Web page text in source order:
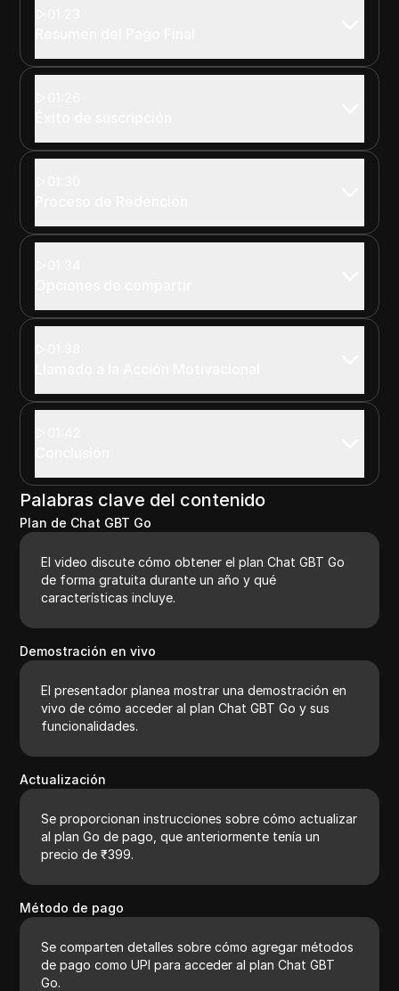
Palabras clave del contenido
Plan de Chat GBT Go
El video discute cómo obtener el plan Chat GBT Go
de forma gratuita durante un año y qué
características incluye.
Demostración en vivo
El presentador planea mostrar una demostración en
vivo de cómo acceder al plan Chat GBT Go y sus
funcionalidades.
Actualización
Se proporcionan instrucciones sobre cómo actualizar
al plan Go de pago, que anteriormente tenía un
precio de ₹399.
Método de pago
Se comparten detalles sobre cómo agregar métodos
de pago como UPI para acceder al plan Chat GBT
Go.